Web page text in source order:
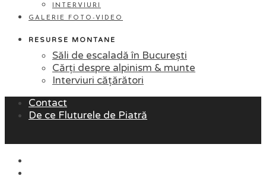
INTERVIURI
GALERIE FOTO-VIDEO
RESURSE MONTANE
Săli de escaladă în București
Cărți despre alpinism & munte
Interviuri cățărători
Contact
De ce Fluturele de Piatră